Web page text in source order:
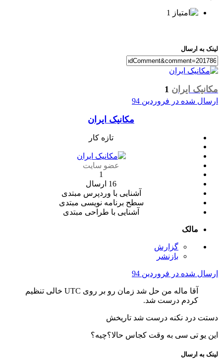
1
لینک به ارسال
مکانیک ایران 1
ارسال شده در فروردین 94
مکانیک ایران
تازه کار
عضو سایت
1
16 ارسال
آشنایی با وردپرس مبتدی
سطح برنامه نویسی مبتدی
آشنایی با طراحی مبتدی
مالک
گزارش
بازنشر
ارسال شده در فروردین 94
آقا ماله من حل شد زمان رو بر روی UTC خالی تنظیم
کردم درست شد.
دستت درد نکنه درست شد تاریخش
این یو تی سی به وقت کجاس حالا؟چیه؟
لینک به ارسال